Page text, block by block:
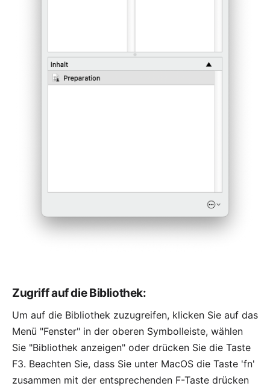
Zugriff auf die Bibliothek:
Um auf die Bibliothek zuzugreifen, klicken Sie auf das
Menü "Fenster" in der oberen Symbolleiste, wählen
Sie "Bibliothek anzeigen" oder drücken Sie die Taste
F3. Beachten Sie, dass Sie unter MacOS die Taste 'fn'
zusammen mit der entsprechenden F-Taste drücken